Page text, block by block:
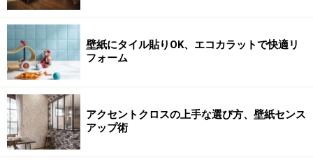
壁紙にタイル貼りOK、エコカラットで快適リ
フォーム
アクセントクロスの上手な選び方、壁紙センス
アップ術